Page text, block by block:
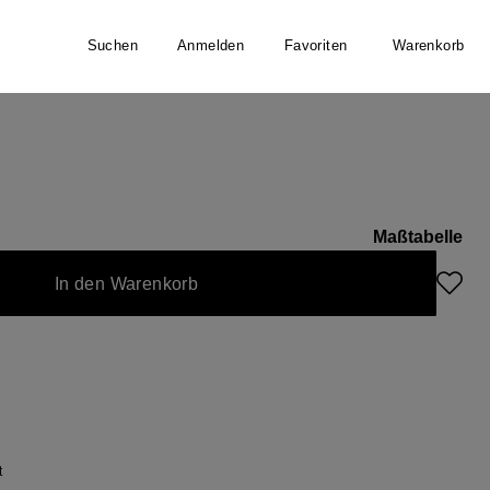
Suchen Anmelden Favoriten Warenkorb
Maßtabelle
In den Warenkorb